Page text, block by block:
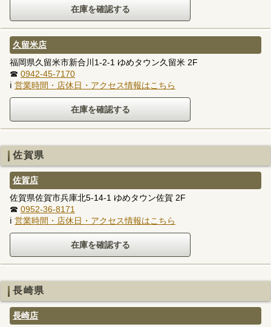
久留米店
福岡県久留米市新合川1-2-1 ゆめタウン久留米 2F
☎ 0942-45-7170
ℹ 営業時間・店休日・アクセス情報はこちら
佐賀県
佐賀店
佐賀県佐賀市兵庫北5-14-1 ゆめタウン佐賀 2F
☎ 0952-36-8171
ℹ 営業時間・店休日・アクセス情報はこちら
長崎県
長崎店